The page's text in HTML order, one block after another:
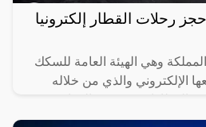
رحلات القطار إلكترونيا
وهي الهيئة العامة للسكك
الإلكتروني والذي من خلاله